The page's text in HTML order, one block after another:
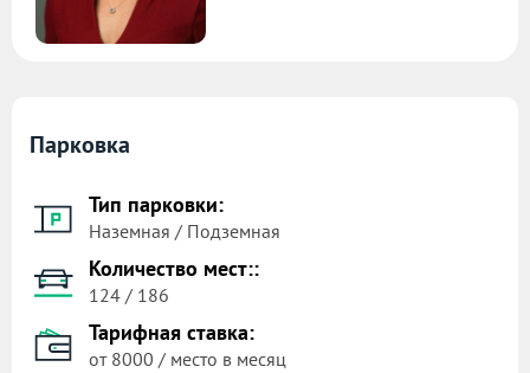
Парковка
Тип парковки:
Наземная / Подземная
Количество мест::
124 / 186
Тарифная ставка:
от 8000 / место в месяц